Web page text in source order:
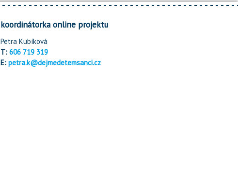
koordinátorka online projektu
Petra Kubíková
T:606 719 319
E:petra.k@dejmedetemsanci.cz